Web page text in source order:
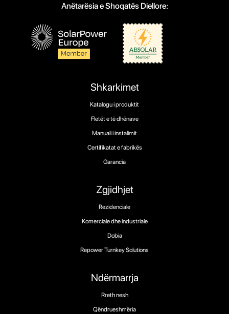
Ndërmarrja
Rreth nesh
Qëndrueshmëria
Zgjidhjet
Rezidenciale
Komerciale dhe industriale
Dobia
Repower Turnkey Solutions
Shkarkimet
Katalogu i produktit
Fletët e të dhënave
Manuali i instalimit
Certifikatat e fabrikës
Garancia
Anëtarësia e Shoqatës Diellore: